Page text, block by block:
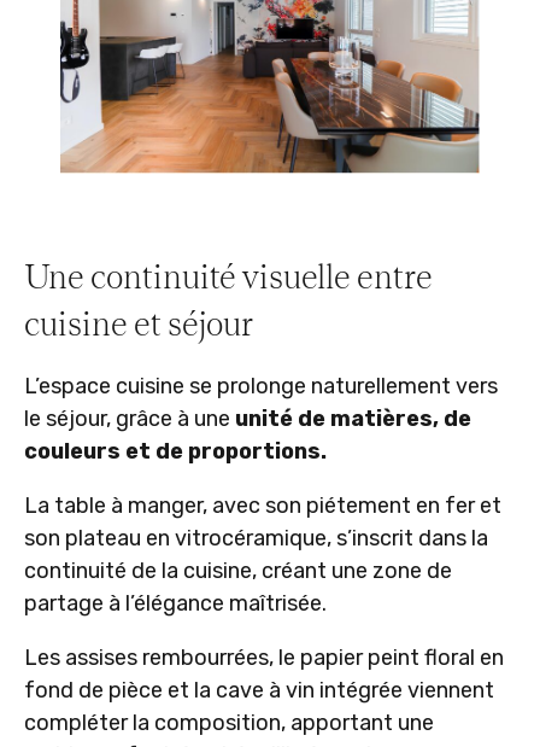
Une continuité visuelle entre
cuisine et séjour
L’espace cuisine se prolonge naturellement vers
le séjour, grâce à une unité de matières, de
couleurs et de proportions.
La table à manger, avec son piétement en fer et
son plateau en vitrocéramique, s’inscrit dans la
continuité de la cuisine, créant une zone de
partage à l’élégance maîtrisée.
Les assises rembourrées, le papier peint floral en
fond de pièce et la cave à vin intégrée viennent
compléter la composition, apportant une